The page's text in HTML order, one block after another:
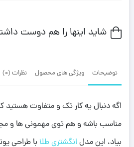
شاید اینها را هم دوست
توضیحات ویژگی های محصول نظرات (0)
اگه دنبال یه کار تک و متفاوت هستید
مناسب باشه و هم توی مهمونی ها و
بیاد، این مدل انگشتری طلا با طراحی